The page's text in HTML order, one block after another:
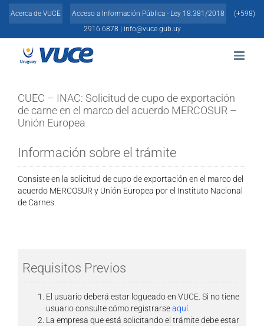
Skip
Acerca de VUCE Acceso a Información Pública - Ley 18.381/2018
(+598)
2916 6878 |
info@vuce.gub.uy
CUEC – INAC: Solicitud de cupo de exportación
de carne en el marco del acuerdo MERCOSUR –
Unión Europea
Información sobre el trámite
Consiste en la solicitud de cupo de exportación en el marco del
acuerdo MERCOSUR y Unión Europea porel Instituto Nacional
de Carnes.
Requisitos Previos
El usuario deberá estar logueado en VUCE. Si no tiene
usuario consulte cómo registrarseaquí.
La empresa que está solicitando el trámite debe estar